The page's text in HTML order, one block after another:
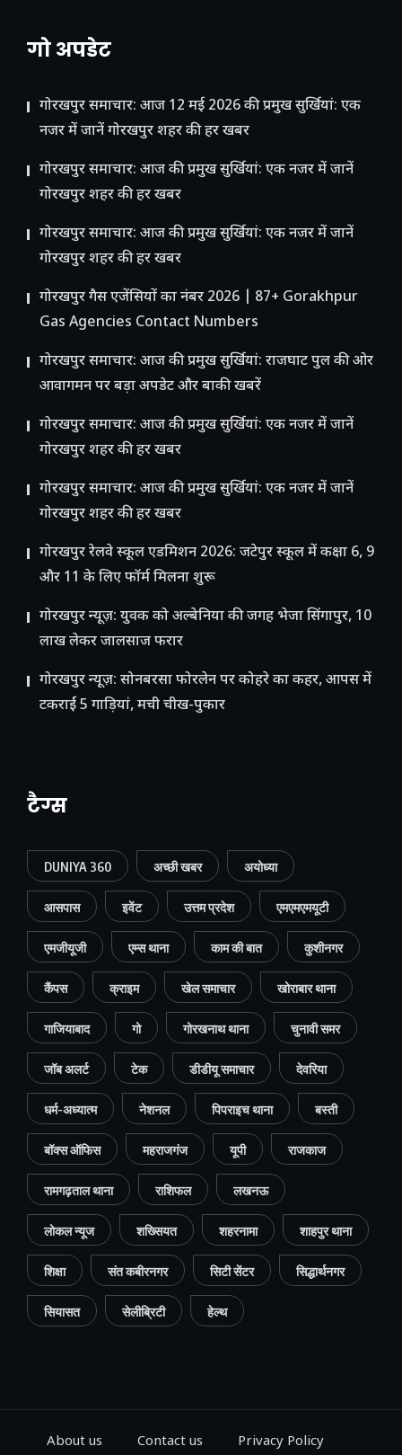
गो अपडेट
गोरखपुर समाचार: आज 12 मई 2026 की प्रमुख सुर्खियां: एक
नजर में जानें गोरखपुर शहर की हर खबर
गोरखपुर समाचार: आज की प्रमुख सुर्खियां: एक नजर में जानें
गोरखपुर शहर की हर खबर
गोरखपुर समाचार: आज की प्रमुख सुर्खियां: एक नजर में जानें
गोरखपुर शहर की हर खबर
गोरखपुर गैस एजेंसियों का नंबर 2026 | 87+ Gorakhpur
Gas Agencies Contact Numbers
गोरखपुर समाचार: आज की प्रमुख सुर्खियां: राजघाट पुल की ओर
आवागमन पर बड़ा अपडेट और बाकी खबरें
गोरखपुर समाचार: आज की प्रमुख सुर्खियां: एक नजर में जानें
गोरखपुर शहर की हर खबर
गोरखपुर समाचार: आज की प्रमुख सुर्खियां: एक नजर में जानें
गोरखपुर शहर की हर खबर
गोरखपुर रेलवे स्कूल एडमिशन 2026: जटेपुर स्कूल में कक्षा 6, 9
और 11 के लिए फॉर्म मिलना शुरू
गोरखपुर न्यूज़: युवक को अल्बेनिया की जगह भेजा सिंगापुर, 10
लाख लेकर जालसाज फरार
गोरखपुर न्यूज़: सोनबरसा फोरलेन पर कोहरे का कहर, आपस में
टकराईं 5 गाड़ियां, मची चीख-पुकार
टैग्स
DUNIYA 360 अच्छी खबर अयोध्या
आसपास इवेंट उत्तम प्रदेश एमएमएमयूटी
एमजीयूजी एम्स थाना काम की बात कुशीनगर
कैंपस क्राइम खेल समाचार खोराबार थाना
गाजियाबाद गो गोरखनाथ थाना चुनावी समर
जॉब अलर्ट टेक डीडीयू समाचार देवरिया
धर्म-अध्यात्म नेशनल पिपराइच थाना बस्ती
बॉक्स ऑफिस महराजगंज यूपी राजकाज
रामगढ़ताल थाना राशिफल लखनऊ
लोकल न्यूज शख्सियत शहरनामा शाहपुर थाना
शिक्षा संत कबीरनगर सिटी सेंटर सिद्धार्थनगर
सियासत सेलीब्रिटी हेल्थ
About us Contact us Privacy Policy